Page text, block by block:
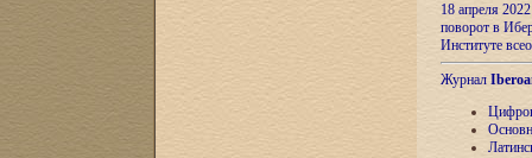
18 апреля
поворот в
Институте
Журнал